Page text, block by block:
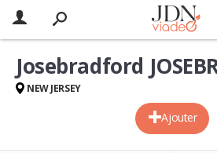
Ajouter
Josebradford
NEW JERSEY